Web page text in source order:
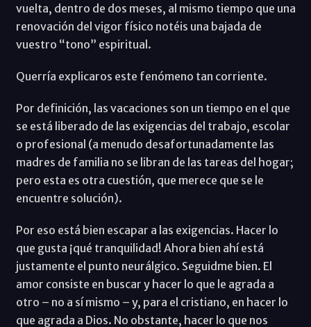
vuelta, dentro de dos meses, al mismo tiempo que una
renovación del vigor físico notéis una bajada de
vuestro “tono” espiritual.
Querría explicaros este fenómeno tan corriente.
Por definición, las vacaciones son un tiempo en el que
se está liberado de las exigencias del trabajo, escolar
o profesional (a menudo desafortunadamente las
madres de familia no se libran de las tareas del hogar;
pero esta es otra cuestión, que merece que se le
encuentre solución).
Por eso está bien escapar a las exigencias. Hacer lo
que gusta ¡qué tranquilidad! Ahora bien ahí está
justamente el punto neurálgico. Seguidme bien. El
amor consiste en buscar y hacer lo que le agrada a
otro – no a sí mismo – y, para el cristiano, en hacer lo
que agrada a Dios. No obstante, hacer lo que nos